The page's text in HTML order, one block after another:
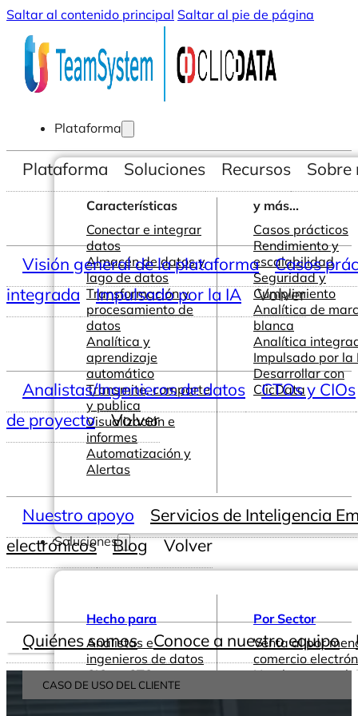
Saltar al contenido principal Saltar al pie de página
Plataforma
Características
Conectar e integrar
datos
Almacén de datos y
lago de datos
Transformación y
procesamiento de
datos
Analítica y
aprendizaje
automático
Transmite, comparte
y publica
Visualización e
informes
Automatización y
Alertas
y más...
Casos prácticos
Rendimiento y
escalabilidad
Seguridad y
Cumplimiento
Analítica de
blanca
Analítica
Impulsado por la
Desarrollar con
ClicData
Soluciones
Hecho para
Analistas e
ingenieros de datos
CIOs y CTOs
Gestión y Liderazgo
Por Sector
Venta al por
comercio
Hoteles y
Plataforma Soluciones Recursos Sobre
Visión general de la plataforma
Casos
integrada
Impulsado por la IA Volver
Analistas/Ingenieros de datos
CTOs y CIOs
de proyecto
Volver
Nuestro apoyo
Servicios de Inteligencia
electrónicos
Blog Volver
Quiénes somos Conoce a nuestro equipo
CASO DE USO DEL CLIENTE